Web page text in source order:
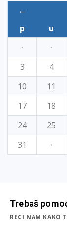
←
p
u
·
·
3
4
10
11
17
18
24
25
31
·
Trebaš
RECI NAM KAKO